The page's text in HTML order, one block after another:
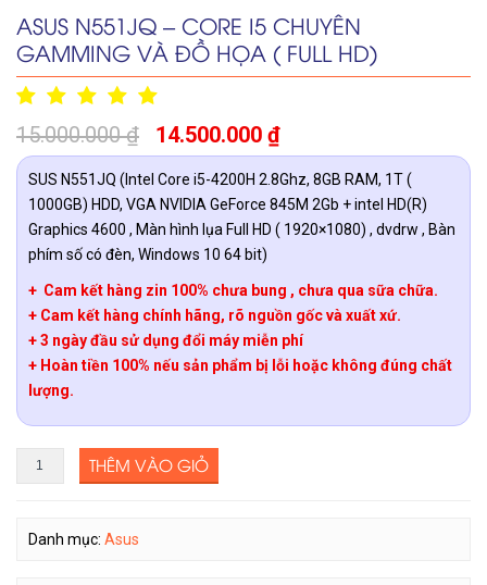
ASUS N551JQ – CORE I5 CHUYÊN
GAMMING VÀ ĐỒ HỌA ( FULL HD)
15.000.000₫ 14.500.000 ₫
SUS N551JQ (Intel Core i5-4200H 2.8Ghz, 8GB RAM, 1T (
1000GB) HDD, VGA NVIDIA GeForce 845M 2Gb + intel HD(R)
Graphics 4600 , Màn hình lụa Full HD ( 1920×1080) , dvdrw , Bàn
phím số có đèn, Windows 10 64 bit)
+ Cam kết hàng zin 100% chưa bung , chưa qua sữa chữa.
+ Cam kết hàng chính hãng, rõ nguồn gốc và xuất xứ.
+ 3 ngày đầu sử dụng đổi máy miễn phí
+ Hoàn tiền 100% nếu sản phẩm bị lỗi hoặc không đúng chất
lượng.
THÊM VÀO GIỎ
Danh mục: Asus